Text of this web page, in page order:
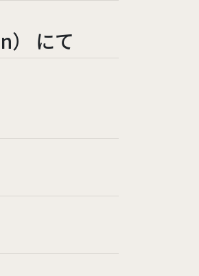
） にて